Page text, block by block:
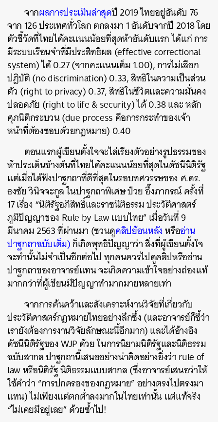
จากผลการประเมินล่าสุดปี 2019 ไทยอยู่อันดับ 76
จาก 126 ประเทศทั่วโลก ตกลงมา 1 อันดับจากปี 2018 โดย
ตัวชี้วัดที่ไทยได้คะแนนน้อยที่สุดห้าอันดับแรก ได้แก่ การ
มีระบบเรือนจำที่มีประสิทธิผล (effective correctional
system) ได้ 0.27 (จากคะแนนเต็ม 1.00), การไม่เลือก
ปฏิบัติ (no discrimination) 0.33, สิทธิในความเป็นส่วน
ตัว (right to privacy) 0.37, สิทธิในชีวิตและความมั่นคง
ปลอดภัย (right to life & security) ได้ 0.38 และ หลัก
ศุภนิติกระบวน (due process คือการกระทำของเจ้า
หน้าที่ต้องชอบด้วยกฎหมาย) 0.40
ตอนแรกผู้เขียนตั้งใจจะไล่เรียงตัวอย่างรูปธรรมของ
ห้าประเด็นข้างต้นที่ไทยได้คะแนนน้อยที่สุดในดัชนีนิติรัฐ
แต่เมื่อได้ฟังปาฐกถาที่ดีที่สุดในรอบทศวรรษของ ศ.ดร.
ธงชัย วินิจจะกูล ในปาฐกถาพิเศษ ป๋วย อึ๊งภากรณ์ ครั้งที่
17 เรื่อง “นิติรัฐอภิสิทธิ์และราชนิติธรรม ประวัติศาสตร์
ภูมิปัญญาของ Rule by Law แบบไทย” เมื่อวันที่ 9
มีนาคม 2563 ที่ผ่านมา (ชวนดูคลิปย้อนหลังหรืออ่าน
ปาฐกถาฉบับเต็ม)ก็เกิดพุทธิปัญญาว่า สิ่งที่ผู้เขียนตั้งใจ
จะทำนั้นไม่จำเป็นอีกต่อไป ทุกคนควรไปดูคลิปหรืออ่าน
ปาฐกถาของอาจารย์แทน จะเกิดความเข้าใจอย่างถ่องแท้
มากกว่าที่ผู้เขียนมีปัญญาทำมากมายหลายเท่า
จากการค้นคว้าและสังเคราะห์งานวิจัยที่เกี่ยวกับ
ประวัติศาสตร์กฎหมายไทยอย่างลึกซึ้ง (และอาจารย์ก็ชี้ว่า
เรายังต้องการงานวิจัยลักษณะนี้อีกมาก) และได้อ้างอิง
ดัชนีนิติรัฐของ WJP ด้วย ในการนิยามนิติรัฐและนิติธรรม
ฉบับสากล ปาฐกถานี้เสนออย่างน่าคิดอย่างยิ่งว่า rule of
law หรือนิติรัฐ นิติธรรมแบบสากล (ซึ่งอาจารย์เสนอว่าให้
ใช้คำว่า “การปกครองของกฎหมาย” อย่างตรงไปตรงมา
แทน) ไม่เพียงแต่ตกต่ำลงมากในไทยเท่านั้น แต่แท้จริง
“ไม่เคยมีอยู่เลย” ด้วยซ้ำไป!